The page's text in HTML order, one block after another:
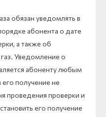
обязан уведомлять в
абонента о дате
а также об
Уведомление о
абоненту любым
получение не
проведения проверки и
его получение